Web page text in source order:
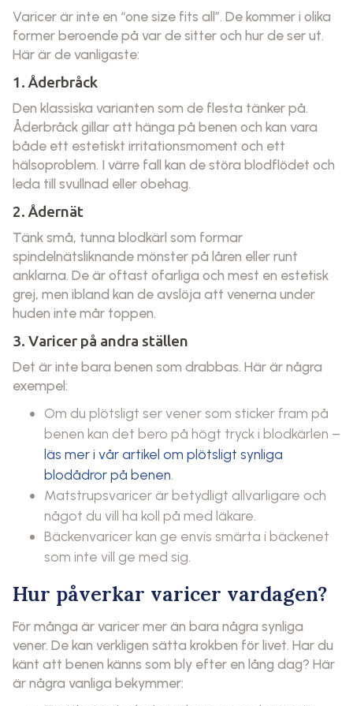
Varicer är inte en “one size fits all”. De kommer i olika
former beroende på var de sitter och hur de ser ut.
Här är de vanligaste:
1. Åderbråck
Den klassiska varianten som de flesta tänker på.
Åderbråck gillar att hänga på benen och kan vara
både ett estetiskt irritationsmoment och ett
hälsoproblem. I värre fall kan de störa blodflödet och
leda till svullnad eller obehag.
2. Ådernät
Tänk små, tunna blodkärl som formar
spindelnätsliknande mönster på låren eller runt
anklarna. De är oftast ofarliga och mest en estetisk
grej, men ibland kan de avslöja att venerna under
huden inte mår toppen.
3. Varicer på andra ställen
Det är inte bara benen som drabbas. Här är några
exempel:
Om du plötsligt ser vener som sticker fram på
benen kan det bero på högt tryck i blodkärlen –
läs mer i vår artikel om plötsligt synliga
blodådror på benen
Matstrupsvaricer är betydligt allvarligare och
något du vill ha koll på med läkare.
Bäckenvaricer kan ge envis smärta i bäckenet
som inte vill ge med sig.
Hur påverkar varicer vardagen?
För många är varicer mer än bara några synliga
vener. De kan verkligen sätta krokben för livet. Har du
känt att benen känns som bly efter en lång dag? Här
är några vanliga bekymmer: